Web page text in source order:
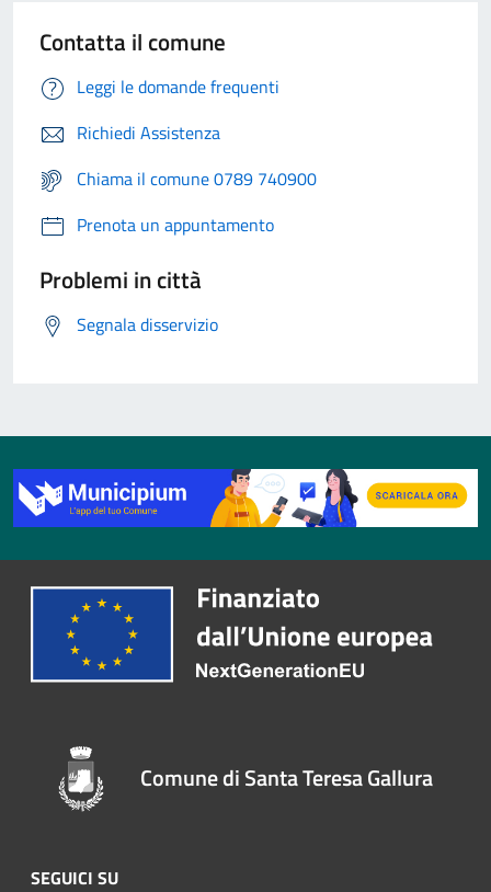
Contatta il comune
Leggi le domande frequenti
Richiedi Assistenza
Chiama il comune 0789 740900
Prenota un appuntamento
Problemi in città
Segnala disservizio
Comune di Santa Teresa Gallura
SEGUICI SU